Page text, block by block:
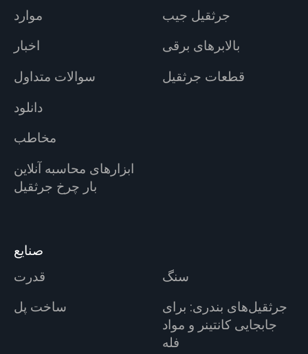
موارد
اخبار
سوالات متداول
دانلود
مخاطب
ابزارهای محاسبه آنلاین
بار چرخ جرثقیل
جرثقیل جیب
بالابرهای برقی
قطعات جرثقیل
صنایع
قدرت
سنگ
ساخت پل
جرثقیل‌های بندری: برای
جابجایی کانتینر و مواد
فله